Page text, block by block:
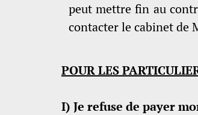
peut mettre fin au
contacter le cabinet de
POUR LES
I) Je refuse de payer